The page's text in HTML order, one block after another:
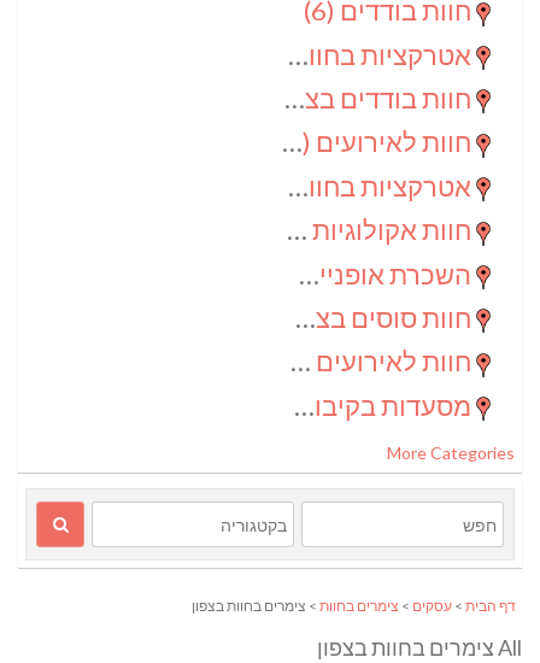
חוות בודדים (6)
אטרקציות בחוות
חוות בודדים בצפון
חוות לאירועים (4)
אטרקציות בחוות בדרום
חוות אקולוגיות(2)
השכרת אופניים
חוות סוסים בצפון
חוות לאירועים בדרום
מסעדות בקיבוצים
More Categories
דף הבית > עסקים > צימרים בחוות > צימרים בחוות בצפון
All צימרים בחוות בצפון